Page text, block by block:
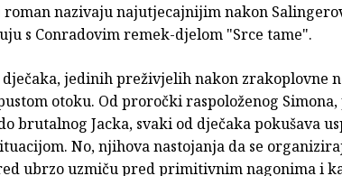
nazivaju najutjecajnijim nakon
s Conradovim remek-djelom "Srce tame".
jedinih preživjelih nakon zrakoplovne
otoku. Od proročki raspoloženog
brutalnog Jacka, svaki od dječaka pokušava
No, njihova nastojanja da se
ubrzo uzmiču pred primitivnim nagonima i